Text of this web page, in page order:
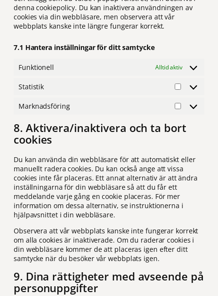
denna cookiepolicy. Du kan inaktivera användningen av
cookies via din webbläsare, men observera att vår
webbplats kanske inte längre fungerar korrekt.
7.1 Hantera inställningar för ditt samtycke
Funktionell Alltid aktiv
Statistik
Statistik
Marknadsföring
8. Aktivera/inaktivera och ta bort
cookies
Du kan använda din webbläsare för att automatiskt eller
manuellt radera cookies. Du kan också ange att vissa
cookies inte får placeras. Ett annat alternativ är att ändra
inställningarna för din webbläsare så att du får ett
meddelande varje gång en cookie placeras. För mer
information om dessa alternativ, se instruktionerna i
hjälpavsnittet i din webbläsare.
Observera att vår webbplats kanske inte fungerar korrekt
om alla cookies är inaktiverade. Om du raderar cookies i
din webbläsare kommer de att placeras igen efter ditt
samtycke när du besöker vår webbplats igen.
9. Dina rättigheter med avseende på
personuppgifter